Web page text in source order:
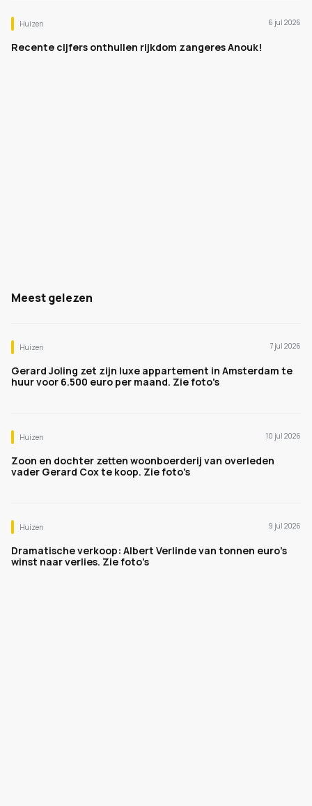
Huizen 6 jul 2026
Recente cijfers onthullen rijkdom zangeres Anouk!
Meest gelezen
Huizen 7 jul 2026
Gerard Joling zet zijn luxe appartement in Amsterdam te
huur voor 6.500 euro per maand. Zie foto's
Huizen 10 jul 2026
Zoon en dochter zetten woonboerderij van overleden
vader Gerard Cox te koop. Zie foto's
Huizen 9 jul 2026
Dramatische verkoop: Albert Verlinde van tonnen euro's
winst naar verlies. Zie foto's